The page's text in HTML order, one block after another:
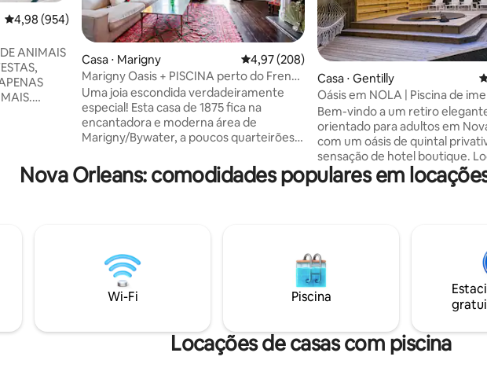
4,98 de uma avaliação média de 5, 954 avaliações
4,98 (954)
ANIMAIS
festa
uma
do "All
Casa ⋅ Marigny 4,97 de uma avaliação média de 5, 208
4,97 (208)
Marigny Oasis + PISCINA perto do French
Quarter! Acomoda 6!
Uma joia escondida verdadeiramente
especial! Esta casa de 1875 fica na
encantadora e moderna área de
Marigny/Bywater, a poucos quarteirões
Linda casa de 2 andares. Piscina privativa
em forma de coração, tetos altos, uma
completamente privativos. 3 quartos, 1,5
banheiros! Por favor, note que esta não é
uma casa de festas, mas o espaço mais
lindo para desfrutar de uma estadia
Casa ⋅ Gentilly
Oásis em NOLA | Piscina de
Estacionamento gratuito
Bem-vindo a um retiro
orientado para adultos em
com um oásis de quintal
sensação de hotel boutique.
perto do City Park, com fácil
Uber ao Mid City, French
conforto, privacidade e um
para relaxar. Estacionamento
rua e Wi-Fi rápido incluído. Bourbon St. &
Canal (Quarter): 4 milhas, 10-
(dependendo do trânsito)
informações*
Nova Orleans: comodidades populares em
Wi-Fi Piscina
Locações de casas com piscina